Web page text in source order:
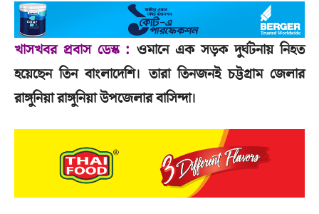
খাসখবর প্রবাস ডেস্ক : ওমানে এক সড়ক দুর্ঘটনায় নিহত
হয়েছেন তিন বাংলাদেশি। তারা তিনজনই চট্টগ্রাম জেলার
রাঙ্গুনিয়া রাঙ্গুনিয়া উপজেলার বাসিন্দা।